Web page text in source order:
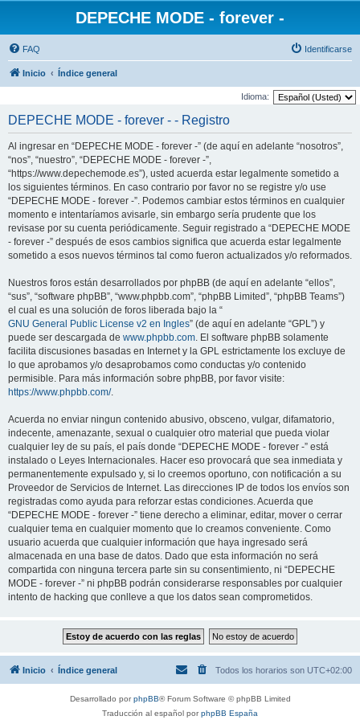
DEPECHE MODE - forever -
FAQ Identificarse
Inicio Índice general
Idioma:
DEPECHE MODE - forever - - Registro
Al ingresar en “DEPECHE MODE - forever -” (de aquí en adelante “nosotros”,
“nos”, “nuestro”, “DEPECHE MODE - forever -”,
“https://www.depechemode.es”), usted acuerda estar legalmente sometido a
los siguientes términos. En caso contrario por favor no se registre y/o use
“DEPECHE MODE - forever -”. Podemos cambiar estos términos en cualquier
momento e intentaríamos avisarle, sin embargo sería prudente que los
revisase por su cuenta periódicamente. Seguir registrado a “DEPECHE MODE
- forever -” después de esos cambios significa que acuerda estar legalmente
sometido a esos nuevos términos tal como fueron actualizados y/o reformados.
Nuestros foros están desarrollados por phpBB (de aquí en adelante “ellos”,
“sus”, “software phpBB”, “www.phpbb.com”, “phpBB Limited”, “phpBB Teams”)
el cual es una solución de foros liberada bajo la “
GNU General Public License v2 en Ingles” (de aquí en adelante “GPL”) y
puede ser descargada de www.phpbb.com. El software phpBB solamente
facilita discusiones basadas en Internet y la GPL estrictamente los excluye de
lo que aprobamos y/o desaprobamos como conductas y/o contenido
permisible. Para más información sobre phpBB, por favor visite:
https://www.phpbb.com/.
Acuerda no enviar ningun contenido abusivo, obsceno, vulgar, difamatorio,
indecente, amenazante, sexual o cualquier otro material que pueda violar
cualquier ley de su país, el país donde “DEPECHE MODE - forever -” está
instalado o Leyes Internacionales. Hacer eso provocará que sea inmediata y
permanentemente expulsado y, si lo creemos oportuno, con notificación a su
Proveedor de Servicios de Internet. Las direcciones IP de todos los envíos son
registradas como ayuda para reforzar estas condiciones. Acuerda que
“DEPECHE MODE - forever -” tiene derecho a eliminar, editar, mover o cerrar
cualquier tema en cualquier momento que lo creamos conveniente. Como
usuario acuerda que cualquier información que haya ingresado será
almacenada en una base de datos. Dado que esta información no será
compartida con ninguna tercera parte sin su consentimiento, ni “DEPECHE
MODE - forever -” ni phpBB podrán considerarse responsables por cualquier
intento de hacking que conlleve a que los datos sean comprometidos.
Inicio Índice general Todos los horarios son UTC+02:00
Desarrollado porphpBB® Forum Software © phpBB Limited
Traducción al español porphpBB España